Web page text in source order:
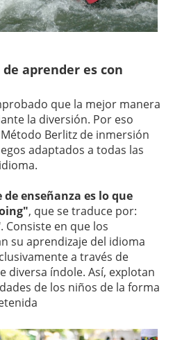
aprender es con
que la mejor manera
la diversión. Por eso
Berlitz de inmersión
adaptados a todas las
enseñanza es lo que
, que se traduce por:
en que los
su aprendizaje del idioma
a través de
diversa índole. Así, explotan
de los niños de la forma